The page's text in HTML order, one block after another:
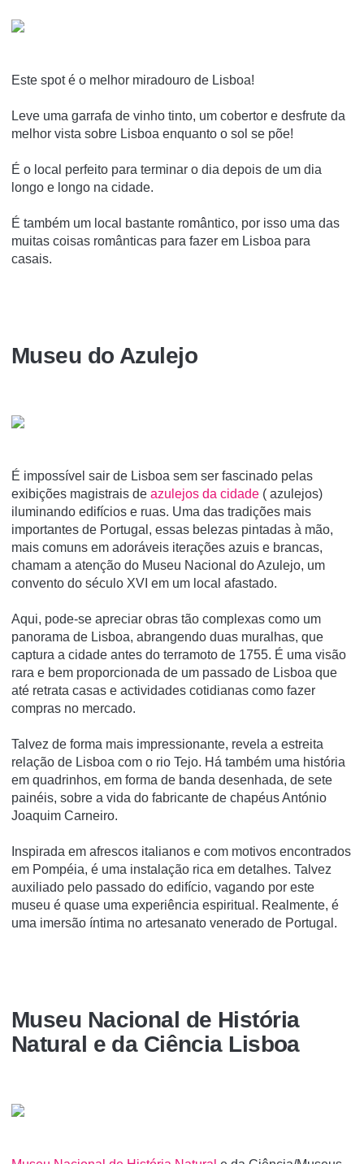
Este spot é o melhor miradouro de Lisboa!
Leve uma garrafa de vinho tinto, um cobertor e desfrute da
melhor vista sobre Lisboa enquanto o sol se põe!
É o local perfeito para terminar o dia depois de um dia
longo e longo na cidade.
É também um local bastante romântico, por isso uma das
muitas coisas românticas para fazer em Lisboa para
casais.
Museu do Azulejo
É impossível sair de Lisboa sem ser fascinado pelas
exibições magistrais de azulejos da cidade ( azulejos)
iluminando edifícios e ruas. Uma das tradições mais
importantes de Portugal, essas belezas pintadas à mão,
mais comuns em adoráveis iterações azuis e brancas,
chamam a atenção do Museu Nacional do Azulejo, um
convento do século XVI em um local afastado.
Aqui, pode-se apreciar obras tão complexas como um
panorama de Lisboa, abrangendo duas muralhas, que
captura a cidade antes do terramoto de 1755. É uma visão
rara e bem proporcionada de um passado de Lisboa que
até retrata casas e actividades cotidianas como fazer
compras no mercado.
Talvez de forma mais impressionante, revela a estreita
relação de Lisboa com o rio Tejo. Há também uma história
em quadrinhos, em forma de banda desenhada, de sete
painéis, sobre a vida do fabricante de chapéus António
Joaquim Carneiro.
Inspirada em afrescos italianos e com motivos encontrados
em Pompéia, é uma instalação rica em detalhes. Talvez
auxiliado pelo passado do edifício, vagando por este
museu é quase uma experiência espiritual. Realmente, é
uma imersão íntima no artesanato venerado de Portugal.
Museu Nacional de História
Natural e da Ciência Lisboa